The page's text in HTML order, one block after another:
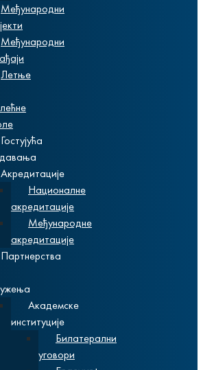
Међународни
Међународни
Летње
Гостујућа
Акредитације
Националне
акредитације
Међународне
акредитације
Партнерства
Академске
институције
Билатерални
уговори